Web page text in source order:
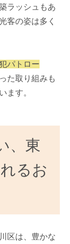
ラッシュもあ
客の姿は多く
パトロー
た取り組みも
ます。
、東
るお
区は、豊かな